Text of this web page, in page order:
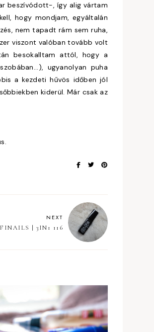
beszívódott-, így alig vártam
hogy mondjam, egyáltalán
nem tapadt rám sem ruha,
viszont valóban tovább volt
besokalltam attól, hogy a
ugyanolyan puha
a kezdeti hűvös időben jól
kiderül. Már csak az
NEXT
| 3IN1 116